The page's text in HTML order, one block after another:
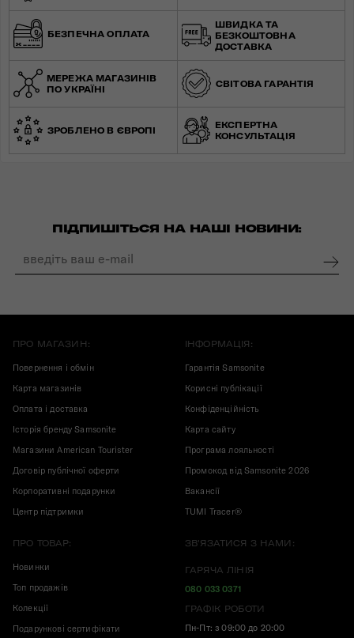
БЕЗПЕЧНА ОПЛАТА
ШВИДКА ТА
БЕЗКОШТОВНА
ДОСТАВКА
МЕРЕЖА МАГАЗИНІВ
ПО УКРАЇНІ
СВІТОВА ГАРАНТІЯ
ЗРОБЛЕНО В ЄВРОПІ
ЕКСПЕРТНА
КОНСУЛЬТАЦІЯ
ПІДПИШІТЬСЯ НА НАШІ НОВИНИ:
ПРО МАГАЗИН:
Повернення і обмін
Карта магазинів
Оплата і доставка
Історія бренду Samsonite
Магазини American Tourister
Договір публічної оферти
Корпоративні подарунки
Центр підтримки
ІНФОРМАЦІЯ:
Гарантія Samsonite
Корисні публікації
Конфіденційність
Карта сайту
Програма лояльності
Промокод від Samsonite 2026
Вакансії
TUMI Tracer®
ПРО ТОВАР:
Новинки
Топ продажів
Колекції
Подарункові сертифікати
ЗВ'ЯЗАТИСЯ З НАМИ:
ГАРЯЧА ЛІНІЯ
080 033 0371
ГРАФІК РОБОТИ
Пн-Пт: з 09:00 до 20:00